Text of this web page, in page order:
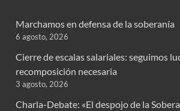
Marchamos en defensa de la soberanía
6 agosto, 2026
Cierre de escalas salariales: seguimos
recomposición necesaria
3 agosto, 2026
Charla-Debate: «El despojo de la